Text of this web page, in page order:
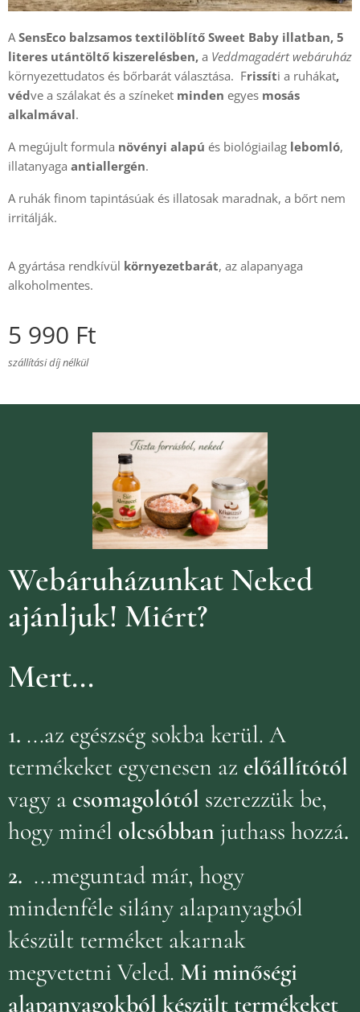
A SensEco balzsamos textilöblítő Sweet Baby illatban, 5
literes utántöltő kiszerelésben, a Veddmagadért webáruház
környezettudatos és bőrbarát választása. Frissíti a ruhákat,
védve a szálakat és a színeket minden egyes mosás
alkalmával.
A megújult formula növényi alapú és biológiailag lebomló,
illatanyaga antiallergén.
A ruhák finom tapintásúak és illatosak maradnak, a bőrt nem
irritálják.
A gyártása rendkívül környezetbarát, az alapanyaga
alkoholmentes.
5 990 Ft
szállítási díj nélkül
Webáruházunkat Neked
ajánljuk! Miért?
Mert...
1. ...az egészség sokba kerül. A
termékeket egyenesen az előállítótól
vagy a csomagolótól szerezzük be,
hogy minél olcsóbban juthass hozzá.
2. ...meguntad már, hogy
mindenféle silány alapanyagból
készült terméket akarnak
megvetetni Veled. Mi minőségi
alapanyagokból készült termékeket